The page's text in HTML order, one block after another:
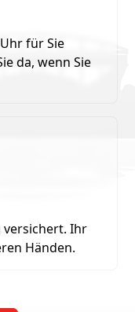
für Sie
da, wenn Sie
versichert. Ihr
Händen.